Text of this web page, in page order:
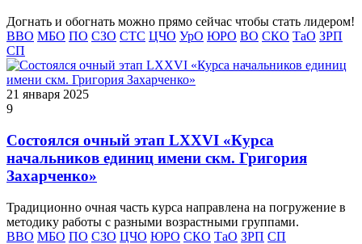
Догнать и обогнать можно прямо сейчас чтобы стать лидером!
ВВО МБО ПО СЗО СТС ЦЧО УрО ЮРО ВО СКО ТаО ЗРП
СП
21 января 2025
9
Состоялся очный этап LXXVI «Курса
начальников единиц имени скм. Григория
Захарченко»
Традиционно очная часть курса направлена на погружение в
методику работы с разными возрастными группами.
ВВО МБО ПО СЗО ЦЧО ЮРО СКО ТаО ЗРП СП